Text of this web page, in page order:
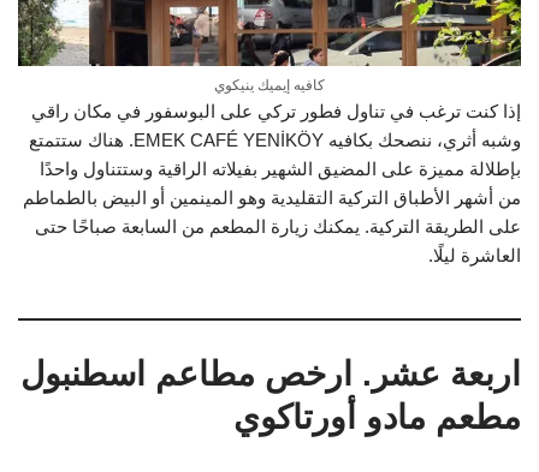
كافيه إيميك ينيكوي
إذا كنت ترغب في تناول فطور تركي على البوسفور في مكان راقي
وشبه أثري، ننصحك بكافيه EMEK CAFÉ YENİKÖY. هناك ستتمتع
بإطلالة مميزة على المضيق الشهير بفيلاته الراقية وستتناول واحدًا
من أشهر الأطباق التركية التقليدية وهو المينمين أو البيض بالطماطم
على الطريقة التركية. يمكنك زيارة المطعم من السابعة صباحًا حتى
العاشرة ليلًا.
اربعة عشر. ارخص مطاعم اسطنبول
مطعم مادو أورتاكوي